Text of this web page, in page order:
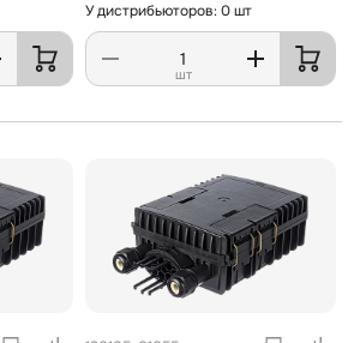
У дистрибьюторов: 0 шт
шт